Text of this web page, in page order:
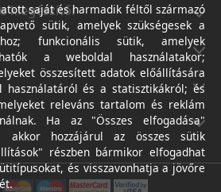
kiegészítői
saját és harmadik féltől származó
sütik, amelyek szükségesek a
funkcionális sütik, amelyek
a weboldal használatakor;
összesített adatok előállítására
használatáról és a statisztikákról; és
releváns tartalom és reklám
Ha az "Összes elfogadása"
akkor hozzájárul az összes sütik
részben bármikor elfogadhat
és visszavonhatja a jövőre